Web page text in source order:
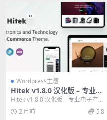
Wordpress主题
Hitek v1.8.0 汉化版 – 专业电
子产品WooCommerce主题
Hitek v1.8.0 汉化版 – 专业电子产品
WooCommerce 主题...
2 月前 5.8